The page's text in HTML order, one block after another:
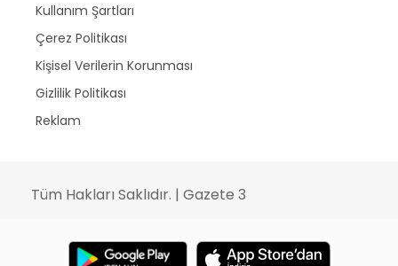
Kullanım Şartları
Çerez Politikası
Kişisel Verilerin Korunması
Gizlilik Politikası
Reklam
Tüm Hakları Saklıdır. | Gazete 3